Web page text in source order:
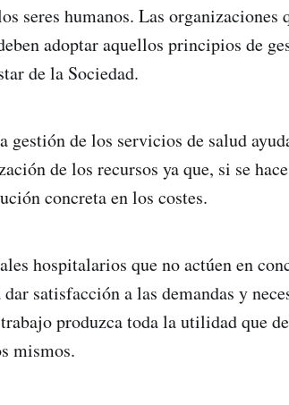
seres humanos. Las organizaciones
adoptar aquellos principios de
de la Sociedad.
de los servicios de salud
de los recursos ya que, si se
concreta en los costes.
hospitalarios que no actúen en
satisfacción a las demandas y
produzca toda la utilidad que
mismos.